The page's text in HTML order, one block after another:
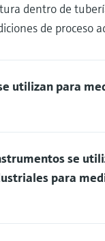
dentro de
de proceso
utilizan para
se
para